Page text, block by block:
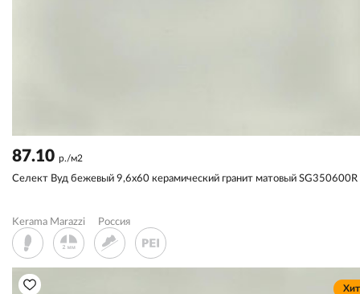
87.10 р./м2
Селект Вуд бежевый 9,6x60 керамический гранит матовый SG350600R
Kerama Marazzi Россия
Хит